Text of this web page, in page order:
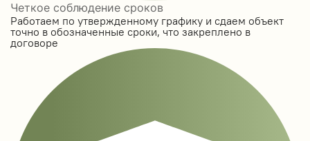
Четкое соблюдение сроков
Работаем по утвержденному графику и сдаем объект
точно в обозначенные сроки, что закреплено в
договоре